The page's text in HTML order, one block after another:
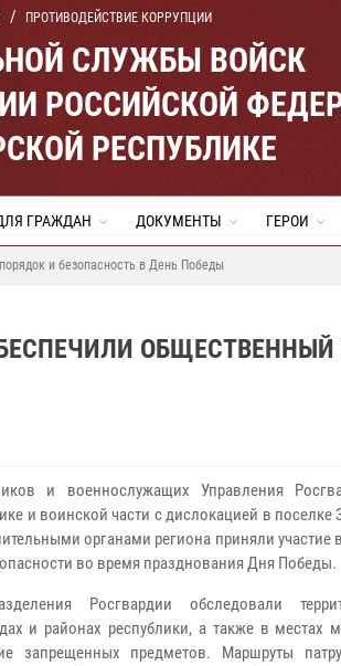
ПРОТИВОДЕЙСТВИЕ КОРРУПЦИИ
СЛУЖБЫ ВОЙСК
РОССИЙСКОЙ
РЕСПУБЛИКЕ
ГРАЖДАН ДОКУМЕНТЫ ГЕРОИ
и безопасность в День Победы
и военнослужащих Управления
и воинской части с дислокацией в
органами региона приняли участие
во время празднования Дня Победы.
Росгвардии обследовали
и районах республики, а также в местах
запрещенных предметов. Маршруты